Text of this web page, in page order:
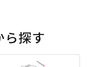
ら探す